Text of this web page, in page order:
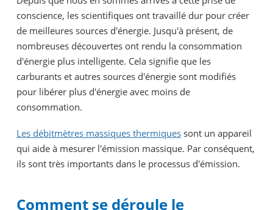
conscience, les scientifiques ont travaillé dur pour créer
de meilleures sources d'énergie. Jusqu'à présent, de
nombreuses découvertes ont rendu la consommation
d'énergie plus intelligente. Cela signifie que les
carburants et autres sources d'énergie sont modifiés
pour libérer plus d'énergie avec moins de
consommation.
Les débitmètres massiques thermiques sont un appareil
qui aide à mesurer l'émission massique. Par conséquent,
ils sont très importants dans le processus d'émission.
Comment se déroule le